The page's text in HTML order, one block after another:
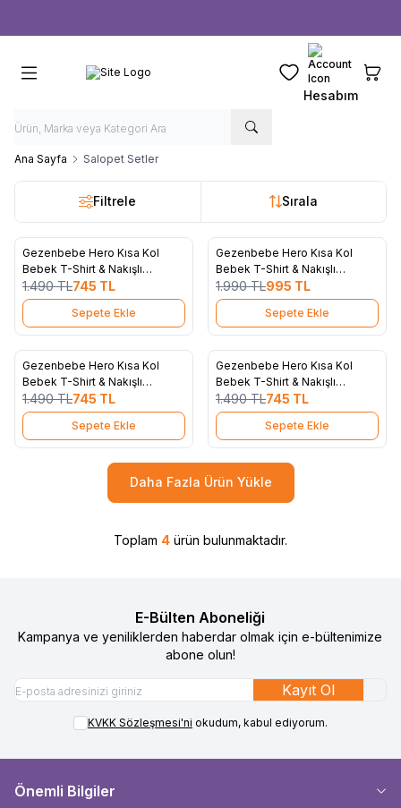
Favorilerim
Hesabım
Ana Sayfa Salopet Setler
Filtrele Sırala
%50
Favorilere Ekle
4
Gezenbebe Hero Kısa Kol
Bebek T-Shirt & Nakışlı
Salopet Seti - Koala
1.490TL745 TL
Sepete Ekle
%50
Favorilere Ekle
4
Gezenbebe Hero Kısa Kol
Bebek T-Shirt & Nakışlı
Salopet Seti - Teddy
1.990TL995 TL
Sepete Ekle
%50
Favorilere Ekle
4
Gezenbebe Hero Kısa Kol
Bebek T-Shirt & Nakışlı
Salopet Seti - Elephant
1.490TL745 TL
Sepete Ekle
%50
Favorilere Ekle
4
Gezenbebe Hero Kısa Kol
Bebek T-Shirt & Nakışlı
Salopet Seti - Bunny
1.490TL745 TL
Sepete Ekle
Daha Fazla Ürün Yükle
Toplam 4 ürün bulunmaktadır.
E-Bülten Aboneliği
Kampanya ve yeniliklerden haberdar olmak için e-bültenimize
abone olun!
Kayıt Ol
KVKK Sözleşmesi'ni okudum, kabul ediyorum.
Önemli Bilgiler